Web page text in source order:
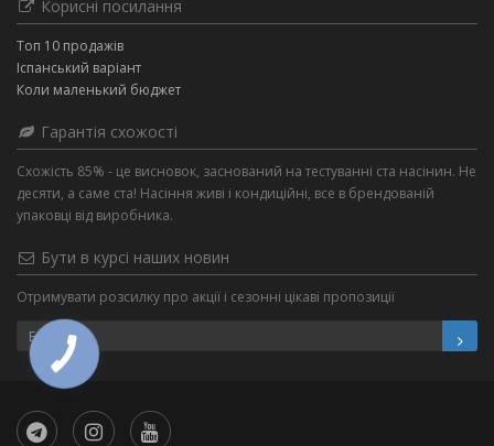
Корисні посилання
Топ 10 продажів
Іспанський варіант
Коли маленький бюджет
Гарантія схожості
Схожість 85% - це висновок, заснований на тестуванні ста насінин. Не
десяти, а саме ста! Насіння живі і кондиційні, все в брендованій
упаковці від виробника.
Бути в курсі наших новин
Отримувати розсилку про акції і сезонні цікаві пропозиції
КНОПКА
ЗВ'ЯЗКУ